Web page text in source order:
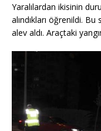
Yaralılardan ikisinin
alındıkları öğrenildi.
alev aldı. Araçtaki